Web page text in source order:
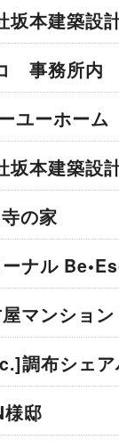
坂本建築
事務所内
ユーホー
坂本建築
の家
ナル
マンショ
調布シェ
邸